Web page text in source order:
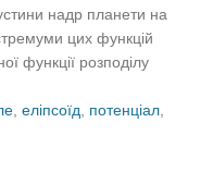
надр планети на
цих функцій
функції розподілу
,еліпсоїд потенціал